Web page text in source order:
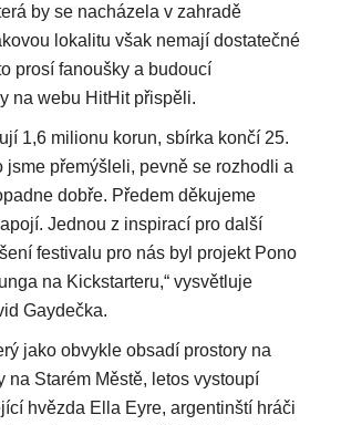
by se nacházela v zahradě
lokalitu však nemají dostatečné
prosí fanoušky a budoucí
na webu HitHit přispěli.
1,6 milionu korun, sbírka končí 25.
jsme přemýšleli, pevně se rozhodli a
dobře. Předem děkujeme
Jednou z inspirací pro další
festivalu pro nás byl projekt Pono
na Kickstarteru,“ vysvětluje
Gaydečka.
jako obvykle obsadí prostory na
na Starém Městě, letos vystoupí
hvězda Ella Eyre, argentinští hráči